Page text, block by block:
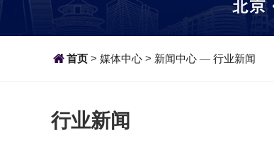
首页 > 媒体中心 > 新闻中心 — 行业新闻
行业新闻